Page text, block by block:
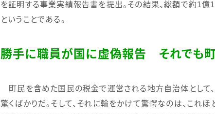
を証明する事業実績報告書を提出。その結果、総額で約1億
ということである。
勝手に職員が国に虚偽報告 それでも
町民を含めた国民の税金で運営される地方自治体として
驚くばかりだ。そして、それに輪をかけて驚愕なのは、これ